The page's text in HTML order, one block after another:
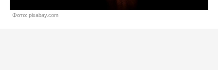
Фото: pixabay.com